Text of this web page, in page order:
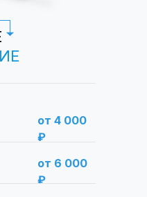
от 4 000
₽
от 6 000
₽